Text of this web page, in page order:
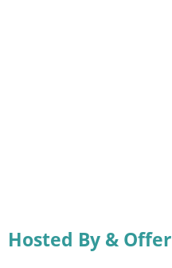
Hosted By & Offer